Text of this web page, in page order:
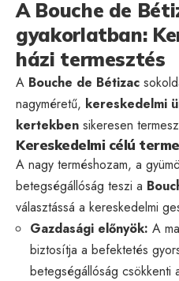
A Bouche de
gyakorlatban:
házi termesztés
A Bouche de Bétizac
nagyméretű, kereskedelmi
kertekben sikeresen
Kereskedelmi célú
A nagy terméshozam, a
betegségállóság teszi a
választássá a kereskedelmi
Gazdasági előnyök: A
biztosítja a befektetés
betegségállóság csökkenti